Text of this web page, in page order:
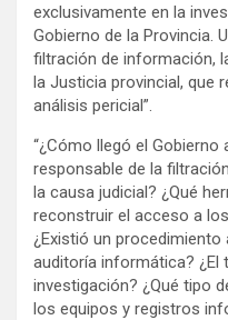
exclusivamente en la
Gobierno de la Provincia.
filtración de información,
la Justicia provincial, que
análisis pericial”.
“¿Cómo llegó el
responsable de la
la causa judicial? ¿Qué
reconstruir el acceso a
¿Existió un
auditoría informática? ¿El
investigación? ¿Qué tipo
los equipos y registros